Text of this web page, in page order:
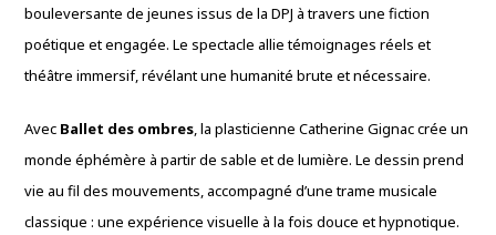
bouleversante de jeunes issus de la DPJ à travers une fiction
poétique et engagée. Le spectacle allie témoignages réels et
théâtre immersif, révélant une humanité brute et nécessaire.
Avec Ballet des ombres, la plasticienne Catherine Gignac crée un
monde éphémère à partir de sable et de lumière. Le dessin prend
vie au fil des mouvements, accompagné d’une trame musicale
classique : une expérience visuelle à la fois douce et hypnotique.